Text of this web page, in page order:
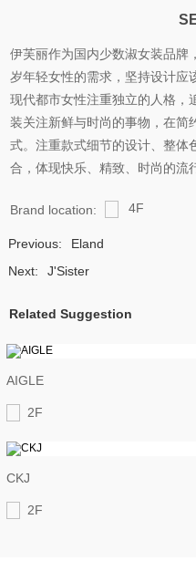
伊芙丽作为国内少数淑女装品牌
岁年轻女性的需求，坚持设计应
现代都市女性注重独立的人格，
装关注新鲜与时尚的事物，在简
式。注重款式细节的设计、整体
合，体现快乐、精致、时尚的流
Brand location: 4F
Previous:
Eland
Next:
J'Sister
Related Suggestion
AIGLE
2F
CKJ
2F